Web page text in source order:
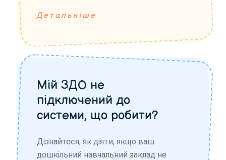
Детальніше
Мій ЗДО не
підключений до
системи, що робити?
Дізнайтеся, як діяти, якщо ваш
дошкільний навчальний заклад не